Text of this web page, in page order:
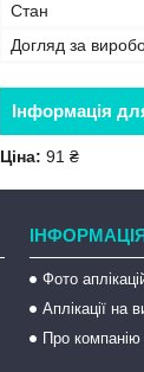
Стан
Догляд за
Інформація
Ціна: 91 ₴
Фото
Аплікації на
Про компанію